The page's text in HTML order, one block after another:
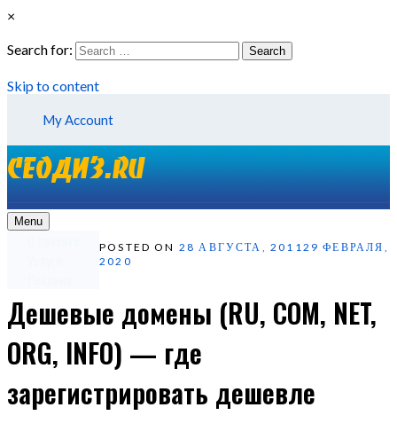
×
Search for:
Search
Skip to content
My Account
Menu
POSTED ON 28 АВГУСТА, 201129 ФЕВРАЛЯ,
2020
Дешевые домены (RU, COM, NET,
ORG, INFO) — где
зарегистрировать дешевле